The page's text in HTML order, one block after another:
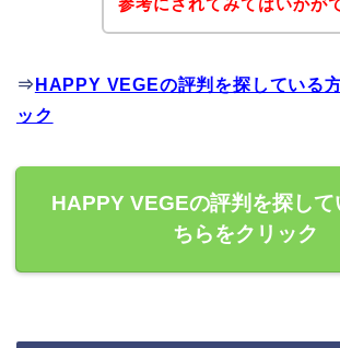
参考にされてみてはいかが
⇒ HAPPY VEGEの評判を探している
ック
HAPPY VEGEの評判を探して
ちらをクリック